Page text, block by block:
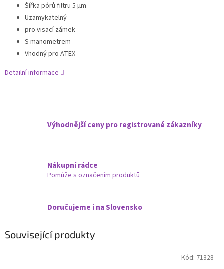
Šířka pórů filtru 5 µm
Uzamykatelný
pro visací zámek
S manometrem
Vhodný pro ATEX
Detailní informace
Výhodnější ceny pro registrované zákazníky
Nákupní rádce
Pomůže s označením produktů
Doručujeme i na Slovensko
Související produkty
Kód: 71328